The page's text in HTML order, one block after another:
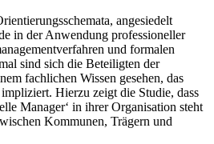
angesiedelt
in der Anwendung professioneller
und formalen
sind sich die Beteiligten der
fachlichen Wissen gesehen, das
Hierzu zeigt die Studie, dass
Manager‘ in ihrer Organisation steht
Kommunen, Trägern und